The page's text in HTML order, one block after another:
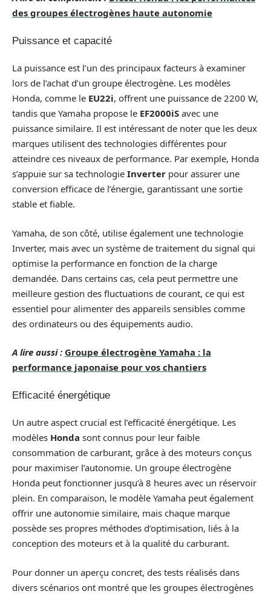
des groupes électrogènes haute autonomie
Puissance et capacité
La puissance est l’un des principaux facteurs à examiner
lors de l’achat d’un groupe électrogène. Les modèles
Honda, comme le EU22i, offrent une puissance de 2200 W,
tandis que Yamaha propose le EF2000iS avec une
puissance similaire. Il est intéressant de noter que les deux
marques utilisent des technologies différentes pour
atteindre ces niveaux de performance. Par exemple, Honda
s’appuie sur sa technologie Inverter pour assurer une
conversion efficace de l’énergie, garantissant une sortie
stable et fiable.
Yamaha, de son côté, utilise également une technologie
Inverter, mais avec un système de traitement du signal qui
optimise la performance en fonction de la charge
demandée. Dans certains cas, cela peut permettre une
meilleure gestion des fluctuations de courant, ce qui est
essentiel pour alimenter des appareils sensibles comme
des ordinateurs ou des équipements audio.
A lire aussi : Groupe électrogène Yamaha : la
performance japonaise pour vos chantiers
Efficacité énergétique
Un autre aspect crucial est l’efficacité énergétique. Les
modèles Honda sont connus pour leur faible
consommation de carburant, grâce à des moteurs conçus
pour maximiser l’autonomie. Un groupe électrogène
Honda peut fonctionner jusqu’à 8 heures avec un réservoir
plein. En comparaison, le modèle Yamaha peut également
offrir une autonomie similaire, mais chaque marque
possède ses propres méthodes d’optimisation, liés à la
conception des moteurs et à la qualité du carburant.
Pour donner un aperçu concret, des tests réalisés dans
divers scénarios ont montré que les groupes électrogènes